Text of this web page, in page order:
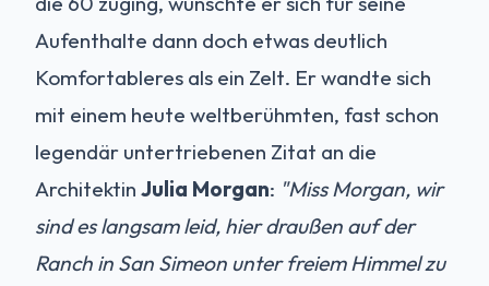
Aufenthalte dann doch etwas deutlich
Komfortableres als ein Zelt. Er wandte sich
mit einem heute weltberühmten, fast schon
legendär untertriebenen Zitat an die
Architektin Julia Morgan: "Miss Morgan, wir
sind es langsam leid, hier draußen auf der
Ranch in San Simeon unter freiem Himmel zu